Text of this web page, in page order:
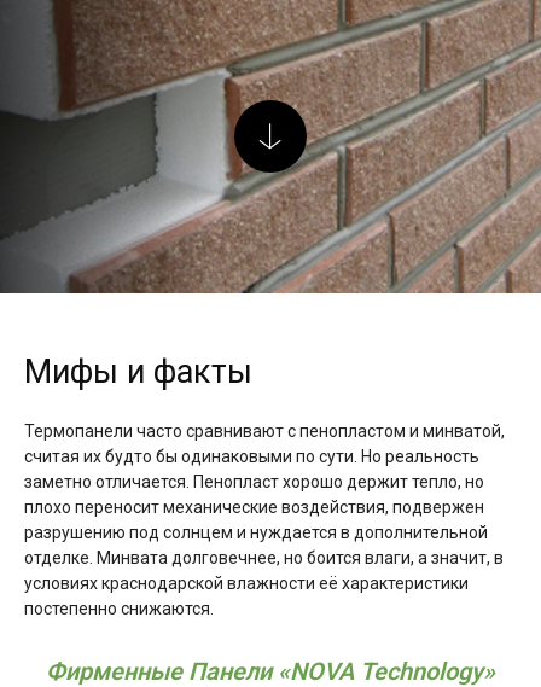
Мифы и факты
Термопанели часто сравнивают с пенопластом и минватой,
считая их будто бы одинаковыми по сути. Но реальность
заметно отличается. Пенопласт хорошо держит тепло, но
плохо переносит механические воздействия, подвержен
разрушению под солнцем и нуждается в дополнительной
отделке. Минвата долговечнее, но боится влаги, а значит, в
условиях краснодарской влажности её характеристики
постепенно снижаются.
Фирменные Панели «NOVA Technology»